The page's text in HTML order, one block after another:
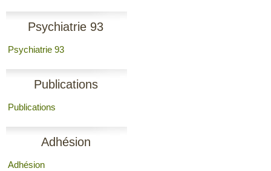
Psychiatrie 93
Psychiatrie 93
Publications
Publications
Adhésion
Adhésion